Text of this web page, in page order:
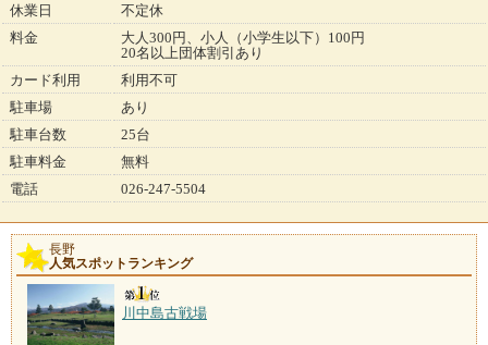
休業日
不定休
料金
大人300円、小人（小学生以下）100円
20名以上団体割引あり
カード利用
利用不可
駐車場
あり
駐車台数
25台
駐車料金
無料
電話
026-247-5504
長野
人気スポットランキング
川中島古戦場